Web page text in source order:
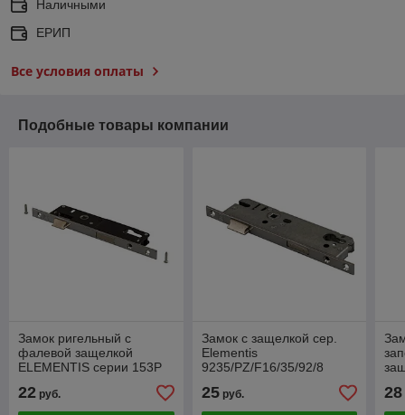
Наличными
ЕРИП
Все условия оплаты
Подобные товары компании
Замок ригельный с
фалевой защелкой
ELEMENTIS серии 153Р
22 руб.
Замок с защелкой сер.
Elementis
9235/PZ/F16/35/92/8
25руб. 28